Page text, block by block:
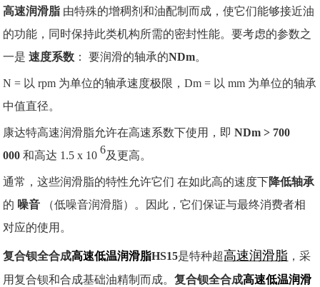
高速润滑脂 由特殊的增稠剂和油配制而成，使它们能够接近油
的功能，同时保持此类机构所需的密封性能。要考虑的参数之
一是速度系数 ：要润滑的轴承的NDm。
N = 以 rpm 为单位的轴承速度极限，Dm = 以 mm 为单位的轴承
中值直径。
康达特高速润滑脂允许在高速系数下使用，即NDm > 700
000 和高达 1.5 x 106及更高。
通常，这些润滑脂的特性允许它们在如此高的速度下降低轴承
的 噪音 （低噪音润滑脂）。 因此，它们保证与最终消费者相
对应的使用。
复合钡全合成高速低温润滑脂HS15是特种超高速润滑脂 ，采
用复合钡和合成基础油精制而成。复合钡全合成高速低温润滑